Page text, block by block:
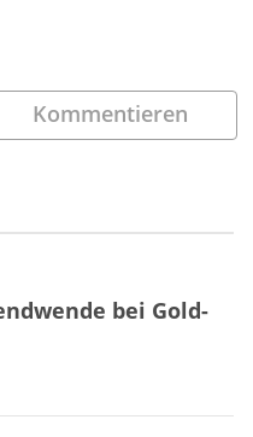
Kommentieren
bei Gold-